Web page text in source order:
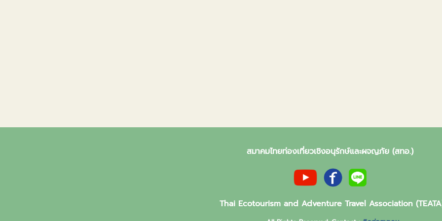
สมาคมไทยท่องเที่ยวเชิงอนุรักษ์และผจญภัย (สทอ.)
Thai Ecotourism and Adventure Travel Association